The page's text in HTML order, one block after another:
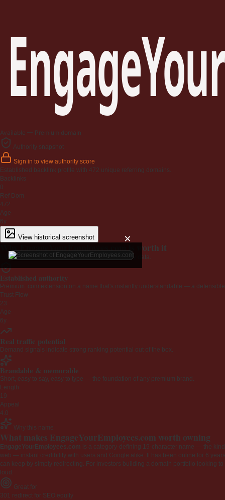
Available — Premium domain
Authority snapshot
Sign in to view authority score
Established backlink profile with 472 unique referring domains.
Backlinks
0
Ref Dom
472
Age
6y
View historical screenshot ×
Why EngageYourEmployees.com is worth it
Every claim below is backed by verified third-party data.
Established authority
Premium .com extension on a name that's instantly understandable — a
Trust Flow
23
Age
6y
Real traffic potential
Demand signals indicate strong ranking potential out of the box.
Brandable & memorable
Short, easy to say, easy to type — the foundation of any premium brand.
Length
19
Appeal
4.0
Why this name
What makes EngageYourEmployees.com worth owning
EngageYourEmployees.com is a category-defining 19-character name — the
web — instant credibility with users and Google alike. It has been online for 6
can keep by simply redirecting. For investors building a domain portfolio looking
loud.
Great for
301 redirect for SEO equity